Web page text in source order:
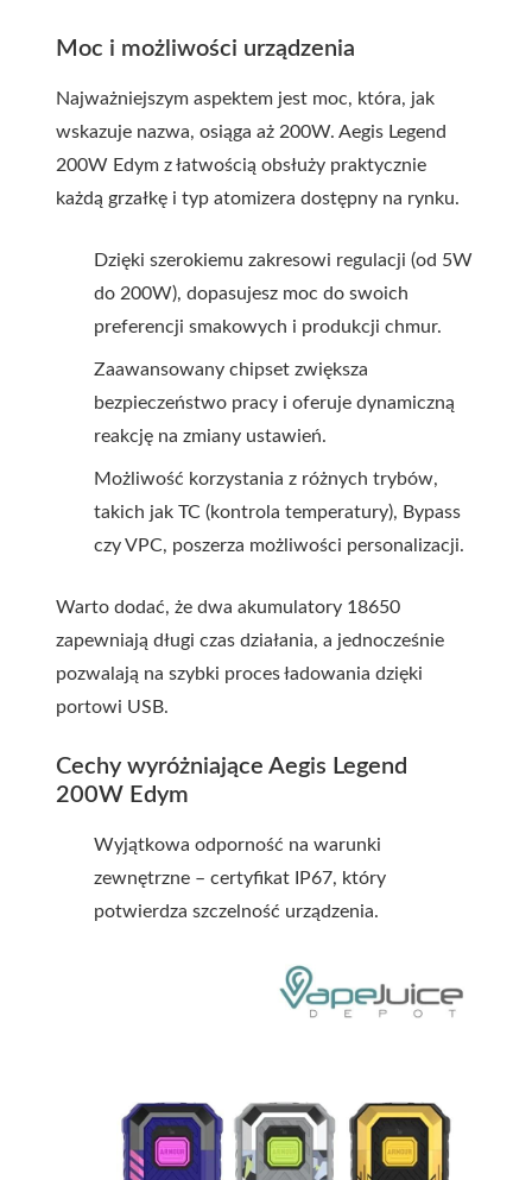
Moc i możliwości urządzenia
Najważniejszym aspektem jest moc, która, jak
wskazuje nazwa, osiąga aż 200W. Aegis Legend
200W Edym z łatwością obsłuży praktycznie
każdą grzałkę i typ atomizera dostępny na rynku.
Dzięki szerokiemu zakresowi regulacji (od 5W
do 200W), dopasujesz moc do swoich
preferencji smakowych i produkcji chmur.
Zaawansowany chipset zwiększa
bezpieczeństwo pracy i oferuje dynamiczną
reakcję na zmiany ustawień.
Możliwość korzystania z różnych trybów,
takich jak TC (kontrola temperatury), Bypass
czy VPC, poszerza możliwości personalizacji.
Warto dodać, że dwa akumulatory 18650
zapewniają długi czas działania, a jednocześnie
pozwalają na szybki proces ładowania dzięki
portowi USB.
Cechy wyróżniające Aegis Legend
200W Edym
Wyjątkowa odporność na warunki
zewnętrzne – certyfikat IP67, który
potwierdza szczelność urządzenia.